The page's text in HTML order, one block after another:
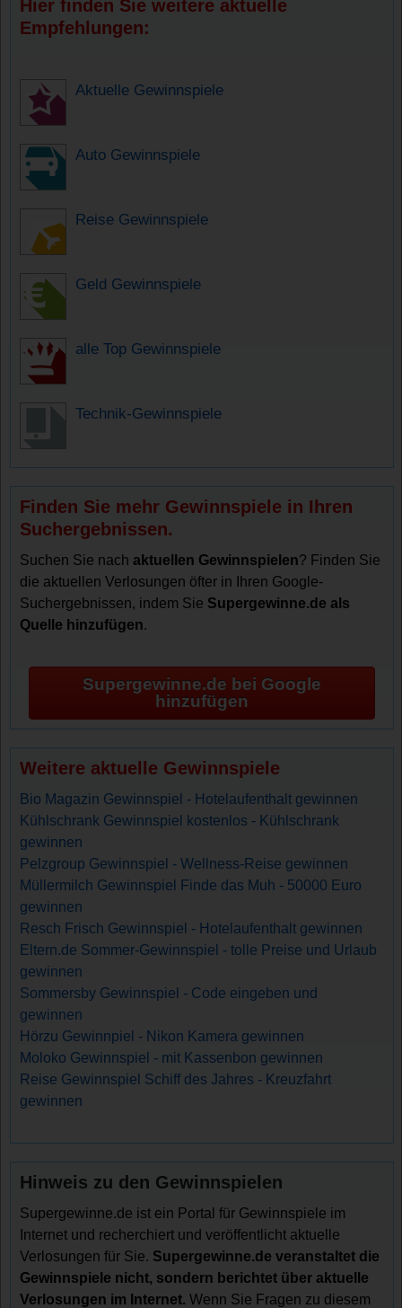
Hier finden Sie weitere aktuelle
Empfehlungen:
Aktuelle Gewinnspiele
Auto Gewinnspiele
Reise Gewinnspiele
Geld Gewinnspiele
alle Top Gewinnspiele
Technik-Gewinnspiele
Finden Sie mehr Gewinnspiele in Ihren
Suchergebnissen.
Suchen Sie nachaktuellen Gewinnspielen? Finden Sie
die aktuellen Verlosungen öfter in Ihren Google-
Suchergebnissen, indem Sie Supergewinne.de als
Quelle hinzufügen.
Supergewinne.de bei Google
hinzufügen
Weitere aktuelle Gewinnspiele
Bio Magazin Gewinnspiel - Hotelaufenthalt gewinnen
Kühlschrank Gewinnspiel kostenlos - Kühlschrank
gewinnen
Pelzgroup Gewinnspiel - Wellness-Reise gewinnen
Müllermilch Gewinnspiel Finde das Muh - 50000 Euro
gewinnen
Resch Frisch Gewinnspiel - Hotelaufenthalt gewinnen
Eltern.de Sommer-Gewinnspiel - tolle Preise und Urlaub
gewinnen
Sommersby Gewinnspiel - Code eingeben und
gewinnen
Hörzu Gewinnpiel - Nikon Kamera gewinnen
Moloko Gewinnspiel - mit Kassenbon gewinnen
Reise Gewinnspiel Schiff des Jahres - Kreuzfahrt
gewinnen
Hinweis zu den Gewinnspielen
Supergewinne.de ist ein Portal für Gewinnspiele im
Internet und recherchiert und veröffentlicht aktuelle
Verlosungen für Sie. Supergewinne.de veranstaltet die
Gewinnspiele nicht, sondern berichtet über aktuelle
Verlosungen im Internet. Wenn Sie Fragen zu diesem